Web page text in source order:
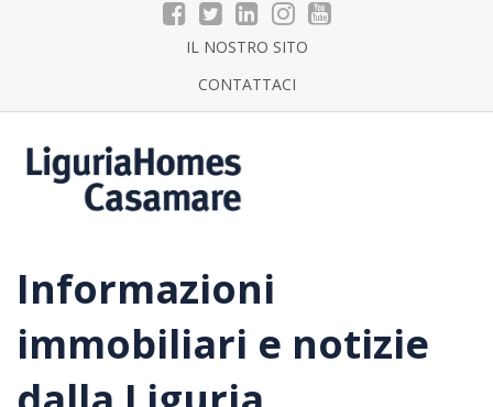
IL NOSTRO SITO
CONTATTACI
Informazioni
immobiliari e notizie